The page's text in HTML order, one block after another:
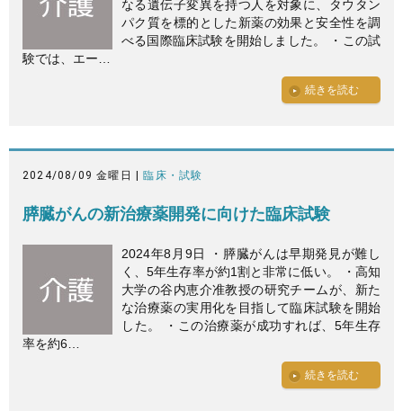
なる遺伝子変異を持つ人を対象に、タウタン
パク質を標的とした新薬の効果と安全性を調
べる国際臨床試験を開始しました。 ・この試
験では、エー…
続きを読む
2024/08/09 金曜日 | 臨床・試験
膵臓がんの新治療薬開発に向けた臨床試験
2024年8月9日 ・膵臓がんは早期発見が難し
く、5年生存率が約1割と非常に低い。 ・高知
大学の谷内恵介准教授の研究チームが、新た
な治療薬の実用化を目指して臨床試験を開始
した。 ・この治療薬が成功すれば、5年生存
率を約6…
続きを読む